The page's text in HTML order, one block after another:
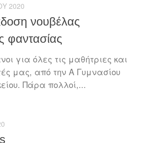
2020
νουβέλας
φαντασίας
για όλες τις μαθήτριες και
μας, από την Α Γυμνασίου
Πάρα πολλοί,...